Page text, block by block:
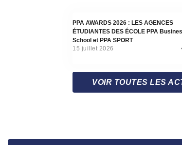
Actualité
PPA AWARDS 2026 : LES AGENCES
ÉTUDIANTES DES ÉCOLE PPA
School et PPA SPORT
15 juillet 2026
VOIR TOUTES LES